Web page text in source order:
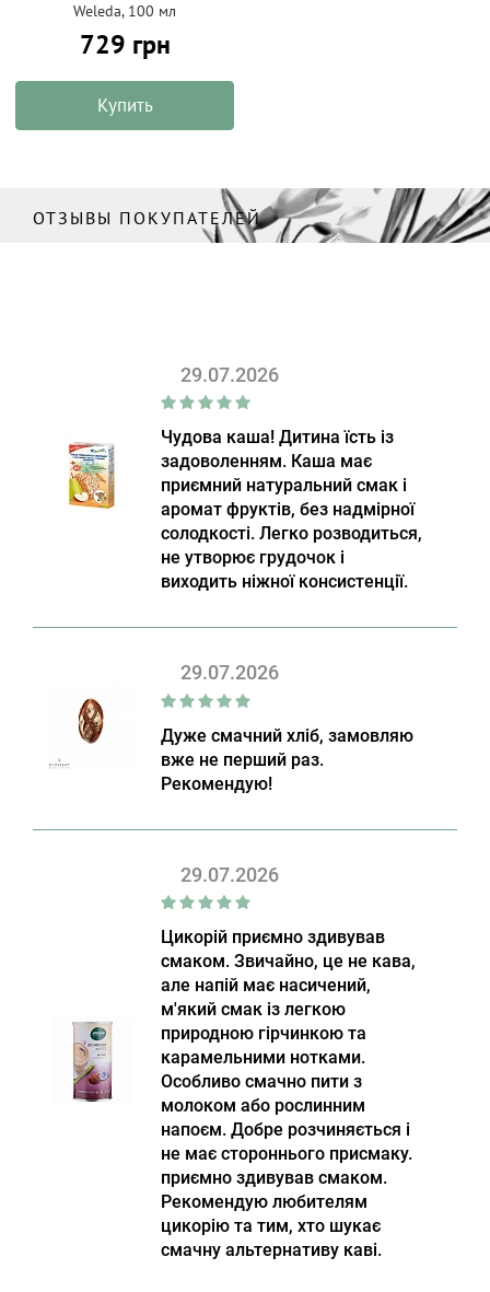
Weleda, 100 мл
729 грн
Купить
ОТЗЫВЫ ПОКУПАТЕЛЕЙ
29.07.2026
Чудова каша! Дитина їсть із
задоволенням. Каша має
приємний натуральний смак і
аромат фруктів, без надмірної
солодкості. Легко розводиться,
не утворює грудочок і
виходить ніжної консистенції.
29.07.2026
Дуже смачний хліб, замовляю
вже не перший раз.
Рекомендую!
29.07.2026
Цикорій приємно здивував
смаком. Звичайно, це не кава,
але напій має насичений,
м'який смак із легкою
природною гірчинкою та
карамельними нотками.
Особливо смачно пити з
молоком або рослинним
напоєм. Добре розчиняється і
не має стороннього присмаку.
приємно здивував смаком.
Рекомендую любителям
цикорію та тим, хто шукає
смачну альтернативу каві.